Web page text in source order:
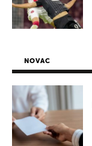
NOVAC